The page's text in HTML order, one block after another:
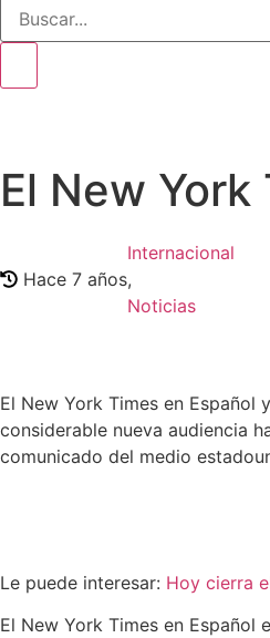
El New
Hace 7 años
Internacional
,
Noticias
El New York Times en
considerable nueva audiencia
comunicado del medio
Le puede interesar: Hoy cierra
El New York Times en